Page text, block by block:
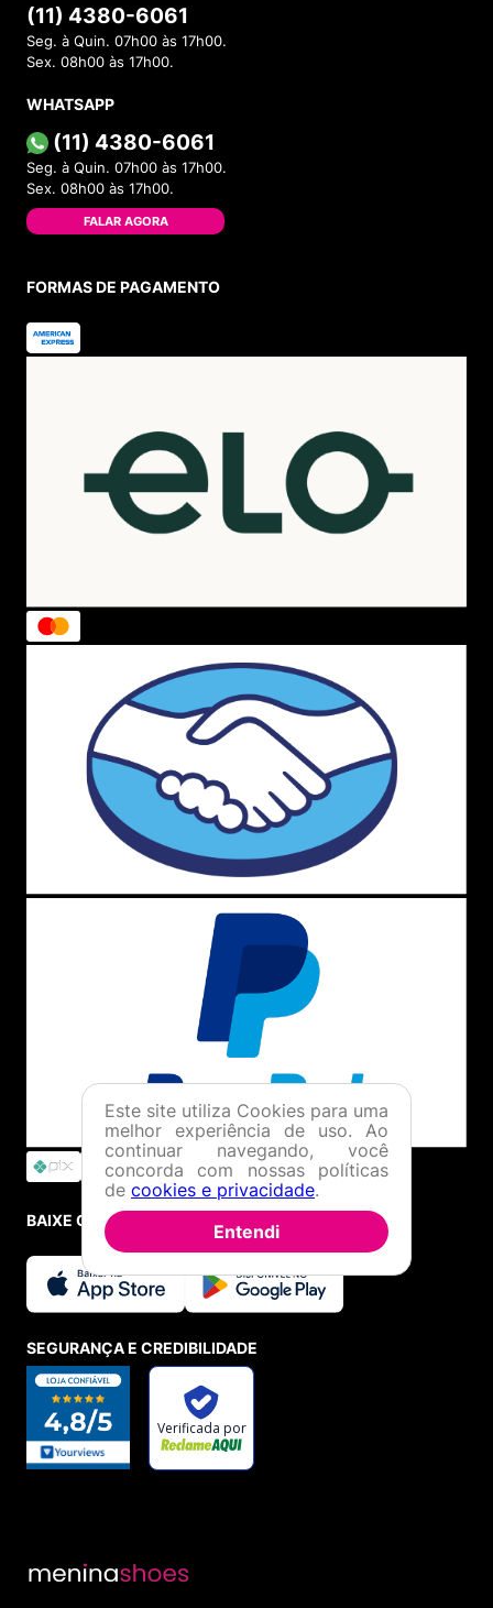
(11) 4380-6061
Seg. à Quin. 07h00 às 17h00.
Sex. 08h00 às 17h00.
WHATSAPP
(11) 4380-6061
Seg. à Quin. 07h00 às 17h00.
Sex. 08h00 às 17h00.
FALAR AGORA
FORMAS DE PAGAMENTO
BAIXE O APP
SEGURANÇA E CREDIBILIDADE
Este site utiliza Cookies para uma
melhor experiência de uso. Ao
continuar navegando, você
concorda com nossas políticas
de cookies e privacidade.
Entendi